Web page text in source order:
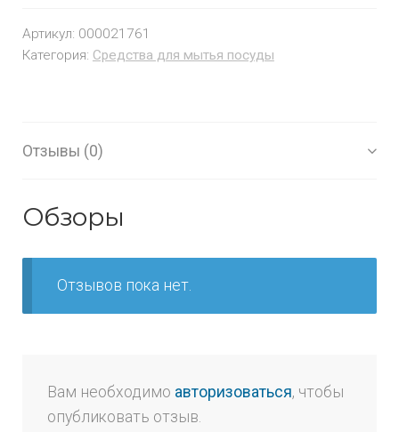
Артикул: 000021761
Категория: Средства для мытья посуды
Отзывы (0)
Обзоры
Отзывов пока нет.
Вам необходимо авторизоваться, чтобы
опубликовать отзыв.